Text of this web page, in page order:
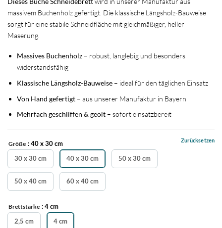
massivem Buchenholz gefertigt. Die klassische Längsholz-Bauweise
sorgt für eine stabile Schneidfläche mit gleichmäßiger, heller
Maserung.
Massives Buchenholz– robust, langlebig und besonders
widerstandsfähig
Klassische Längsholz-Bauweise– ideal für den täglichen Einsatz
Von Hand gefertigt– aus unserer Manufaktur in Bayern
Mehrfach geschliffen & geölt– sofort einsatzbereit
Größe : 40 x 30 cm
30 x 30 cm 40 x 30 cm 50 x 30 cm
50 x 40 cm 60 x 40 cm
Brettstärke : 4 cm
2,5 cm 4 cm
Zurücksetzen